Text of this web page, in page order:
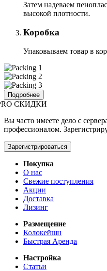
Затем надеваем
высокой плотности.
Коробка
Упаковываем товар в
Подробнее
СКИДКИ
Вы часто имеете дело с
профессионалом.
Зарегистрироваться
Покупка
О нас
Свежие поступления
Акции
Доставка
Лизинг
Размещение
Колокейшн
Быстрая Аренда
Настройка
Статьи